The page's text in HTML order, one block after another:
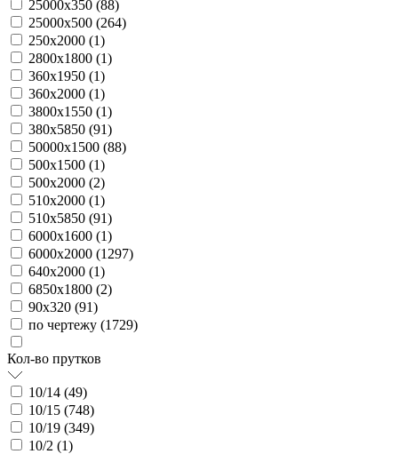
25000х350 (88)
25000х500 (264)
250х2000 (1)
2800х1800 (1)
360х1950 (1)
360х2000 (1)
3800х1550 (1)
380х5850 (91)
50000х1500 (88)
500х1500 (1)
500х2000 (2)
510х2000 (1)
510х5850 (91)
6000х1600 (1)
6000х2000 (1297)
640х2000 (1)
6850х1800 (2)
90х320 (91)
по чертежу (1729)
Кол-во прутков
10/14 (49)
10/15 (748)
10/19 (349)
10/2 (1)